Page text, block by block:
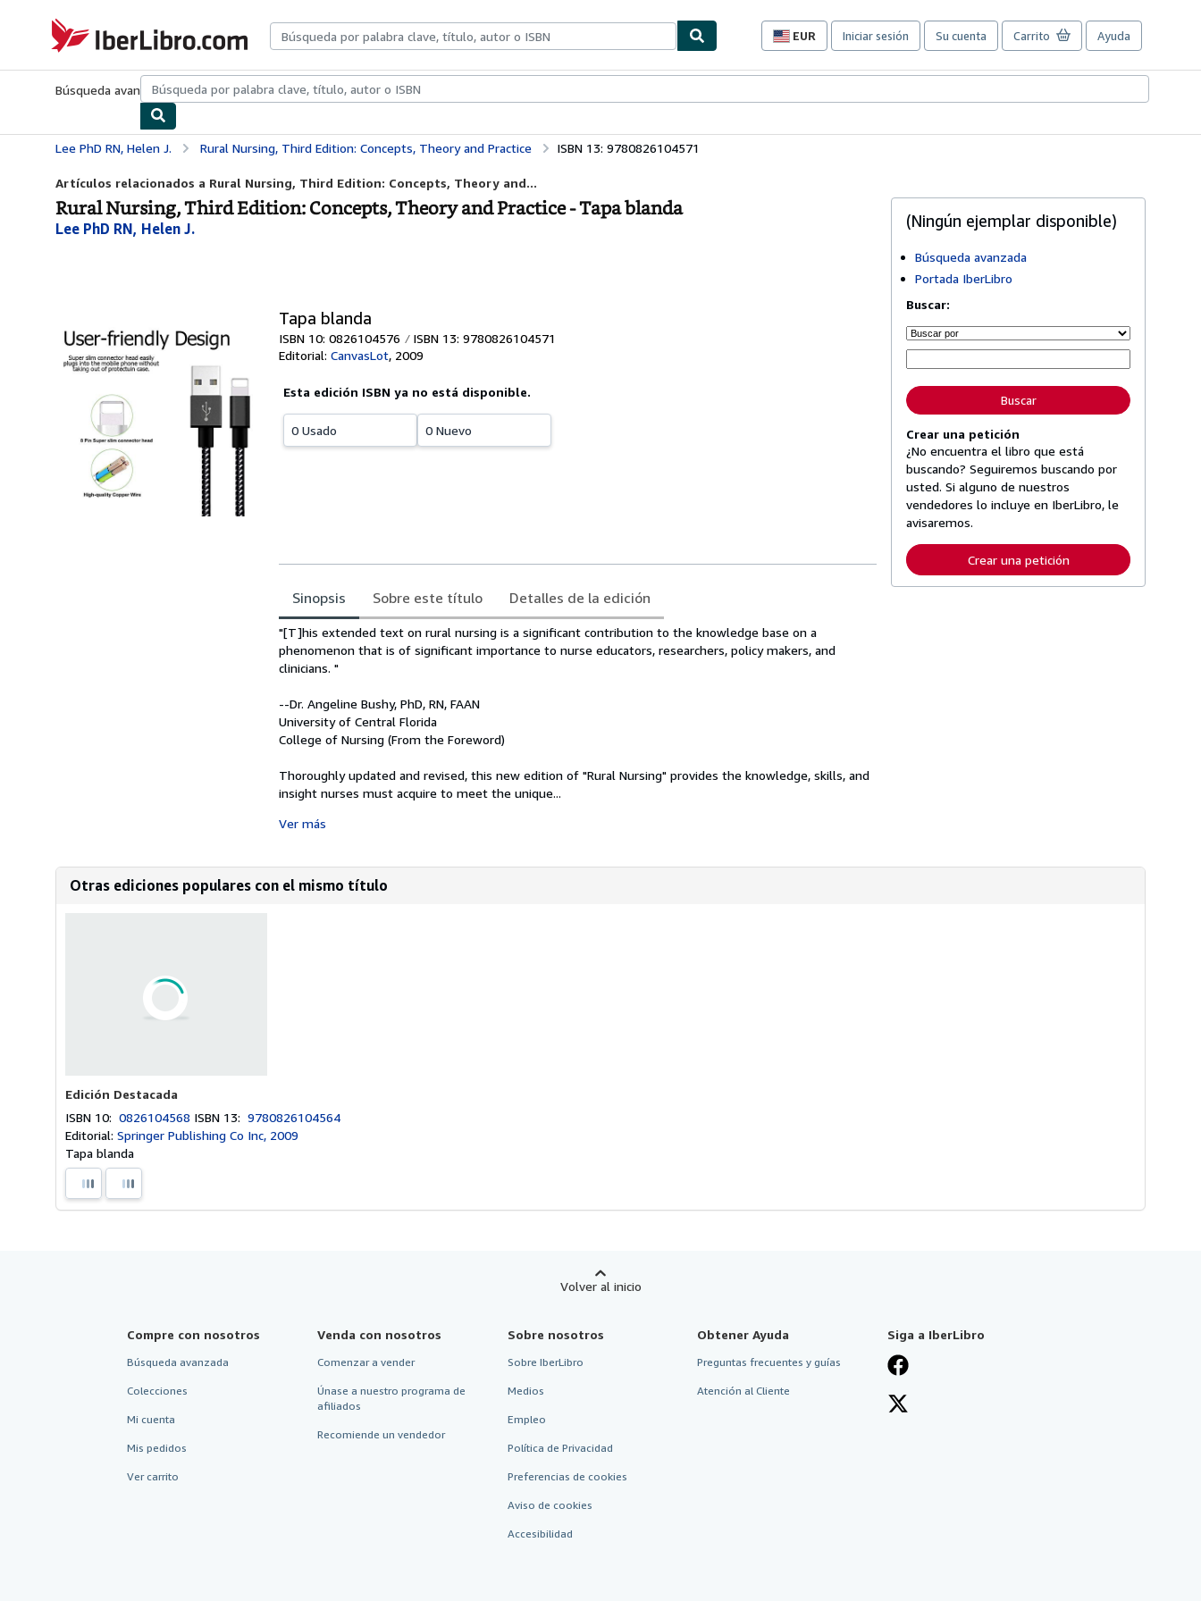
IberLibro.com
EUR
Preferencias
compra
sitio.
Iniciar sesión Su cuenta Carrito Ayuda
Búsqueda avanzadaColecciones Libros antiguosArte y coleccionismo
Lee PhD RN, Helen J. Rural Nursing, Third Edition: Concepts, Theory and Practice ISBN 13: 9780826104571
Artículos relacionados a Rural Nursing, Third Edition: Concepts, Theory and...
Rural Nursing, Third Edition: Concepts, Theory and Practice - Tapa blanda
Lee PhD RN, Helen J.
Tapa blanda
ISBN 10: 0826104576
ISBN 13: 9780826104571
Editorial: CanvasLot, 2009
Esta edición ISBN ya no está disponible.
0 Usado 0 Nuevo
Sinopsis Sobre este título Detalles de la edición
Sinopsis
"[T]his extended text on rural nursing is a significant contribution to the knowledge base on a
phenomenon that is of significant importance to nurse educators, researchers, policy makers, and
clinicians. "
--Dr. Angeline Bushy, PhD, RN, FAAN
University of Central Florida
College of Nursing (From the Foreword)
Thoroughly updated and revised, this new edition of "Rural Nursing" provides the knowledge, skills, and
insight nurses must acquire to meet the unique...
Ver más
(Ningún ejemplar disponible)
Búsqueda avanzada
Portada IberLibro
Buscar:
Buscar
Crear una petición
¿No encuentra el libro que está
buscando? Seguiremos buscando por
usted. Si alguno de nuestros
vendedores lo incluye en IberLibro, le
avisaremos.
Crear una petición
Otras ediciones populares con el mismo título
Edición Destacada
ISBN 10: 0826104568 ISBN 13: 9780826104564
Editorial: Springer Publishing Co Inc, 2009
Tapa blanda
Volver al inicio
Compre con nosotros
Búsqueda avanzada
Colecciones
Mi cuenta
Mis pedidos
Ver carrito
Venda con nosotros
Comenzar a vender
Únase a nuestro programa de
afiliados
Recomiende un vendedor
Sobre nosotros
Sobre IberLibro
Medios
Empleo
Política de Privacidad
Preferencias de cookies
Aviso de cookies
Accesibilidad
Obtener Ayuda
Preguntas frecuentes y guías
Atención al Cliente
Siga a IberLibro